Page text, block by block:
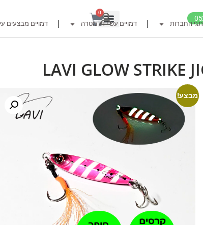
דף הבית
דמויים מומלצים לדיג זרזור
חכות
רולרים
אביזרים לרולר
חוטי דיג מומלצים לזרזור
קרסי דייג ואביזרים מומלצים לדייג זרזור
חפש ציוד לפי מותג חברה
0
החברות דמויים עפ"י דג מטרה דמויים מבצעים
LAVI GLOW STRIKE
מבצע!